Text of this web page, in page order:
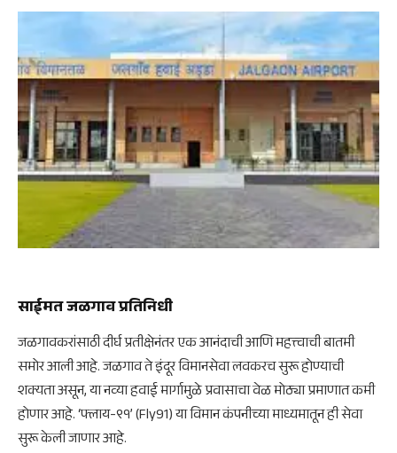
साईमत जळगाव प्रतिनिधी
जळगावकरांसाठी दीर्घ प्रतीक्षेनंतर एक आनंदाची आणि महत्त्वाची बातमी
समोर आली आहे. जळगाव ते इंदूर विमानसेवा लवकरच सुरू होण्याची
शक्यता असून, या नव्या हवाई मार्गामुळे प्रवासाचा वेळ मोठ्या प्रमाणात कमी
होणार आहे. ‘फ्लाय-९१’ (Fly91) या विमान कंपनीच्या माध्यमातून ही सेवा
सुरू केली जाणार आहे.